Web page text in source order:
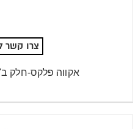
צרו קשר
אקווה פלקס-חלק